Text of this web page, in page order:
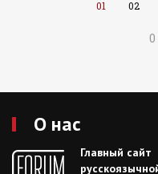
01 02
0
О нас
Главный сайт